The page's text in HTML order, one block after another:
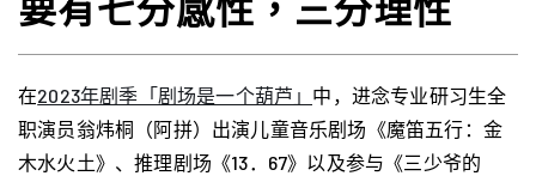
《麦克白夫人～诗》
《诸神会艺术节》暨《荣念曾青年艺术学堂 2026》
《戏曲金庸．笑傲江湖》广州巡演 2026
在2023年剧季「剧场是一个葫芦」 中，进念专业研习生全
职演员翁炜桐（阿拼）出演儿童音乐剧场《魔笛五行：金
木水火土》、推理剧场《13．67》以及参与《三少爷的